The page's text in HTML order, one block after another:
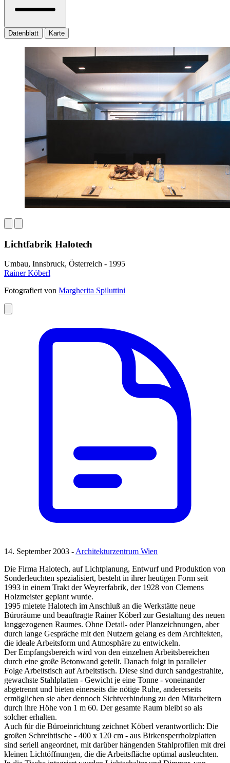
Datenblatt Karte
Lichtfabrik Halotech
Umbau, Innsbruck, Österreich - 1995
Rainer Köberl
Fotografiert von Margherita Spiluttini
14. September 2003 -Architekturzentrum Wien
Die Firma Halotech, auf Lichtplanung, Entwurf und Produktion von
Sonderleuchten spezialisiert, besteht in ihrer heutigen Form seit
1993 in einem Trakt der Weyrerfabrik, der 1928 von Clemens
Holzmeister geplant wurde.
1995 mietete Halotech im Anschluß an die Werkstätte neue
Büroräume und beauftragte Rainer Köberl zur Gestaltung des neuen
langgezogenen Raumes. Ohne Detail- oder Planzeichnungen, aber
durch lange Gespräche mit den Nutzern gelang es dem Architekten,
die ideale Arbeitsform und Atmosphäre zu entwickeln.
Der Empfangsbereich wird von den einzelnen Arbeitsbereichen
durch eine große Betonwand geteilt. Danach folgt in paralleler
Folge Arbeitstisch auf Arbeitstisch. Diese sind durch sandgestrahlte,
gewachste Stahlplatten - Gewicht je eine Tonne - voneinander
abgetrennt und bieten einerseits die nötige Ruhe, andererseits
ermöglichen sie aber dennoch Sichtverbindung zu den Mitarbeitern
durch ihre Höhe von 1 m 60. Der gesamte Raum bleibt so als
solcher erhalten.
Auch für die Büroeinrichtung zeichnet Köberl verantwortlich: Die
großen Schreibtische - 400 x 120 cm - aus Birkensperrholzplatten
sind seriell angeordnet, mit darüber hängenden Stahlprofilen mit drei
kleinen Lichtöffnungen, die die Arbeitsfläche optimal ausleuchten.